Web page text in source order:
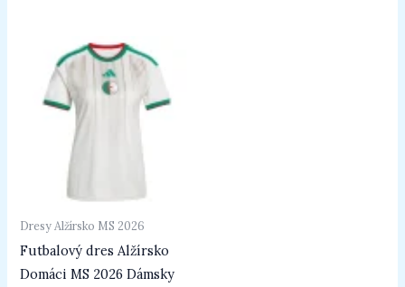
Dresy Alžírsko MS 2026
Futbalový dres Alžírsko
Domáci MS 2026 Dámsky